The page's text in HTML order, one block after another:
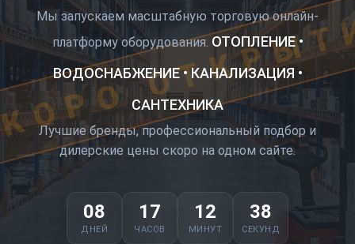
Мы запускаем масштабную торговую онлайн-
платформу оборудования. ОТОПЛЕНИЕ •
ВОДОСНАБЖЕНИЕ • КАНАЛИЗАЦИЯ •
САНТЕХНИКА
Лучшие бренды, профессиональный подбор и
дилерские цены скоро на одном сайте.
08
ДНЕЙ
17
ЧАСОВ
12
МИНУТ
38
СЕКУНД